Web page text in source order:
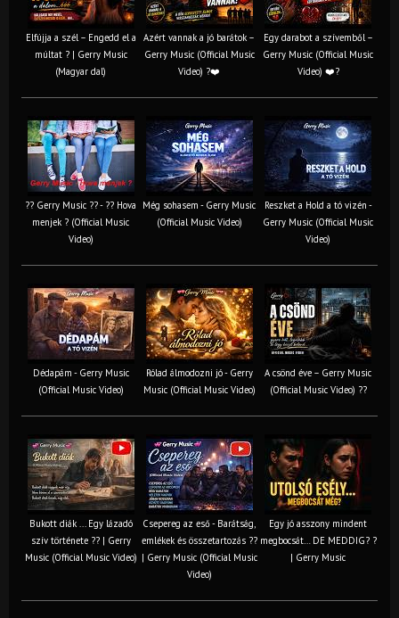
Elfújja a szél – Engedd el a
múltat ? | Gerry Music
(Magyar dal)
Azért vannak a jó barátok –
Gerry Music (Official Music
Video) ?❤️
Egy darabot a szívemből –
Gerry Music (Official Music
Video) ❤️?
?? Gerry Music ?? - ?? Hova
menjek ? (Official Music
Video)
Még sohasem - Gerry Music
(Official Music Video)
Reszket a Hold a tó vizén -
Gerry Music (Official Music
Video)
Dédapám - Gerry Music
(Official Music Video)
Rólad álmodozni jó - Gerry
Music (Official Music Video)
A csönd éve – Gerry Music
(Official Music Video) ??
Bukott diák ... Egy lázadó
szív története ?? | Gerry
Music (Official Music Video)
Csepereg az eső - Barátság,
emlékek és összetartozás ?️?
| Gerry Music (Official Music
Video)
Egy jó asszony mindent
megbocsát… DE MEDDIG? ?
| Gerry Music